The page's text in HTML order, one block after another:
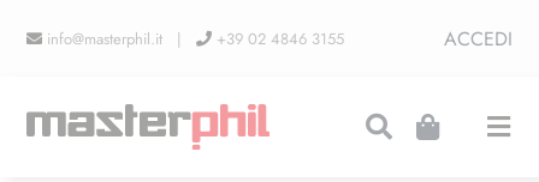
info@masterphil.it | +39 02 4846 3155 ACCEDI